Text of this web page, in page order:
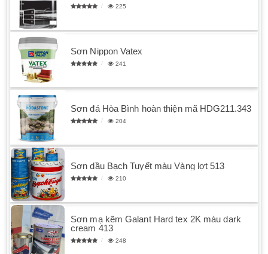
225
Sơn Nippon Vatex
241
Sơn đá Hòa Bình hoàn thiện mã HDG211.343
204
Sơn dầu Bạch Tuyết màu Vàng lợt 513
210
Sơn mạ kẽm Galant Hard tex 2K màu dark
cream 413
248